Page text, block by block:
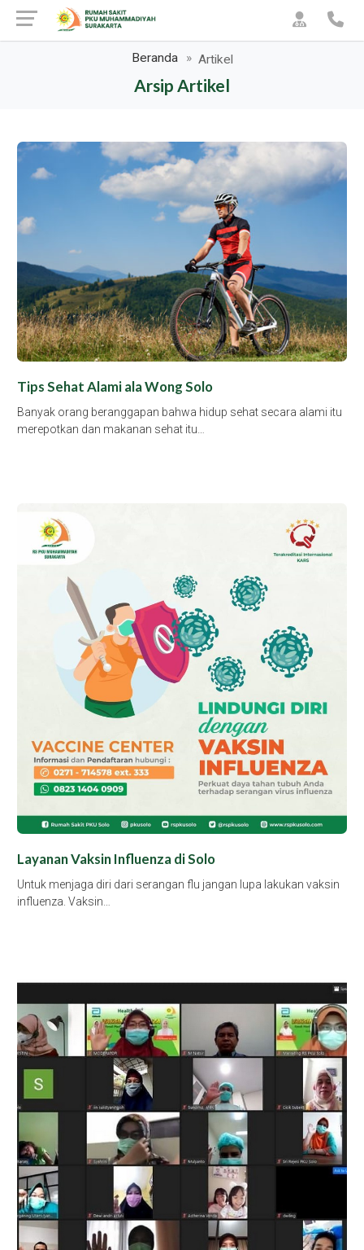
Beranda Artikel
Arsip Artikel
Tips Sehat Alami ala Wong Solo
Banyak orang beranggapan bahwa hidup sehat secara alami itu
merepotkan dan makanan sehat itu…
Layanan Vaksin Influenza di Solo
Untuk menjaga diri dari serangan flu jangan lupa lakukan vaksin
influenza. Vaksin…